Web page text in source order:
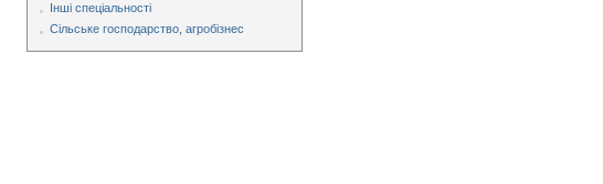
Інші спеціальності
Сільське господарство, агробізнес